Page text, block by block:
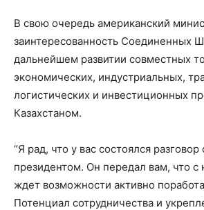
В свою очередь американский
заинтересованность Соединенных
дальнейшем развитии совместных
экономических, индустриальных,
логистических и инвестиционных
Казахстаном.
“Я рад, что у вас состоялся
президентом. Он передал вам, что с
ждет возможности активно
Потенциал сотрудничества и